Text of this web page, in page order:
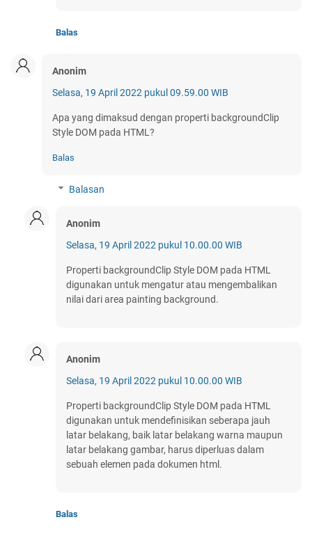
Balas
Anonim
Selasa, 19 April 2022 pukul 09.59.00 WIB
Apa yang dimaksud dengan properti backgroundClip
Style DOM pada HTML?
Balas
Balasan
Anonim
Selasa, 19 April 2022 pukul 10.00.00 WIB
Properti backgroundClip Style DOM pada HTML
digunakan untuk mengatur atau mengembalikan
nilai dari area painting background.
Anonim
Selasa, 19 April 2022 pukul 10.00.00 WIB
Properti backgroundClip Style DOM pada HTML
digunakan untuk mendefinisikan seberapa jauh
latar belakang, baik latar belakang warna maupun
latar belakang gambar, harus diperluas dalam
sebuah elemen pada dokumen html.
Balas